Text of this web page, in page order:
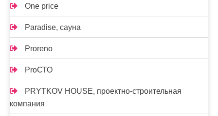
One price
Paradise, сауна
Proreno
ProСТО
PRYTKOV HOUSE, проектно-строительная
компания